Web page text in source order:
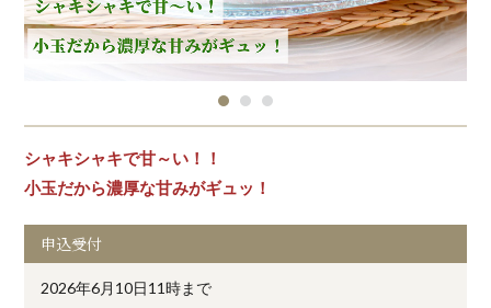
シャキシャキで甘～い！！
小玉だから濃厚な甘みがギュッ！
申込受付
2026年6月10日11時まで